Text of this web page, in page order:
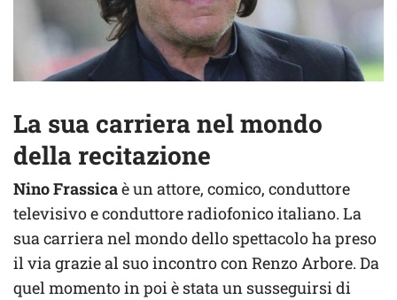
La sua carriera nel mondo
della recitazione
Nino Frassicaè un attore, comico, conduttore
televisivo e conduttore radiofonico italiano. La
sua carriera nel mondo dello spettacolo ha preso
il via grazie al suo incontro con Renzo Arbore. Da
quel momento in poi è stata un susseguirsi di